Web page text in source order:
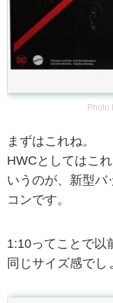
Photo
まずはこれね。
HWCとしてはこ
いうのが、新型バ
コンです。
1:10ってことで以
同じサイズ感でし